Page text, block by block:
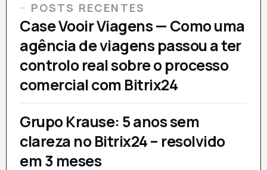
POSTS RECENTES
Case Vooir Viagens — Como uma
agência de viagens passou a ter
controlo real sobre o processo
comercial com Bitrix24
Grupo Krause: 5 anos sem
clareza no Bitrix24 – resolvido
em 3 meses